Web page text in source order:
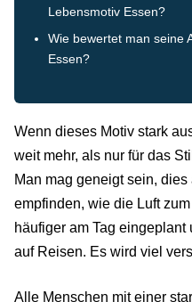
Lebensmotiv Essen?
Wie bewertet man seine
Essen?
Wenn dieses Motiv stark
weit mehr, als nur für das
Man mag geneigt sein,
empfinden, wie die Luft
häufiger am Tag
auf Reisen. Es wird viel
Alle Menschen mit einer